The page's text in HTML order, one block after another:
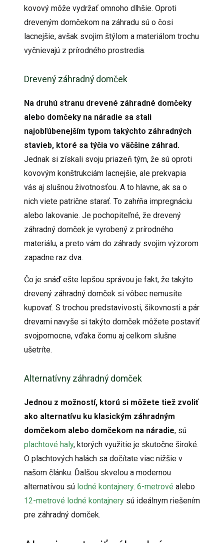
kovový môže vydržať omnoho dlhšie. Oproti
dreveným domčekom na záhradu sú o čosi
lacnejšie, avšak svojim štýlom a materiálom trochu
vyčnievajú z prírodného prostredia.
Drevený záhradný domček
Na druhú stranu drevené záhradné domčeky
alebo domčeky na náradie sa stali
najobľúbenejším typom takýchto záhradných
stavieb, ktoré sa týčia vo väčšine záhrad.
Jednak si získali svoju priazeň tým, že sú oproti
kovovým konštrukciám lacnejšie, ale prekvapia
vás aj slušnou životnosťou. A to hlavne, ak sa o
nich viete patrične starať. To zahŕňa impregnáciu
alebo lakovanie. Je pochopiteľné, že drevený
záhradný domček je vyrobený z prírodného
materiálu, a preto vám do záhrady svojim výzorom
zapadne raz dva.
Čo je snáď ešte lepšou správou je fakt, že takýto
drevený záhradný domček si vôbec nemusíte
kupovať. S trochou predstavivosti, šikovnosti a pár
drevami navyše si takýto domček môžete postaviť
svojpomocne, vďaka čomu aj celkom slušne
ušetríte.
Alternatívny záhradný domček
Jednou z možností, ktorú si môžete tiež zvoliť
ako alternatívu ku klasickým záhradným
domčekom alebo domčekom na náradie, sú
plachtové haly, ktorých využitie je skutočne široké.
O plachtových halách sa dočítate viac nižšie v
našom článku. Ďalšou skvelou a modernou
alternatívou sú lodné kontajnery. 6-metrové alebo
12-metrové lodné kontajnery sú ideálnym riešením
pre záhradný domček.